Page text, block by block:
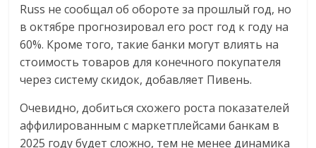
Russ не сообщал об обороте за прошлый год, но
в октябре прогнозировал его рост год к году на
60%. Кроме того, такие банки могут влиять на
стоимость товаров для конечного покупателя
через систему скидок, добавляет Пивень.
Очевидно, добиться схожего роста показателей
аффилированным с маркетплейсами банкам в
2025 году будет сложно, тем не менее динамика